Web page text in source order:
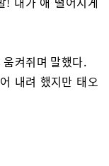
켜쥐며 말했다.
내려 했지만 태오